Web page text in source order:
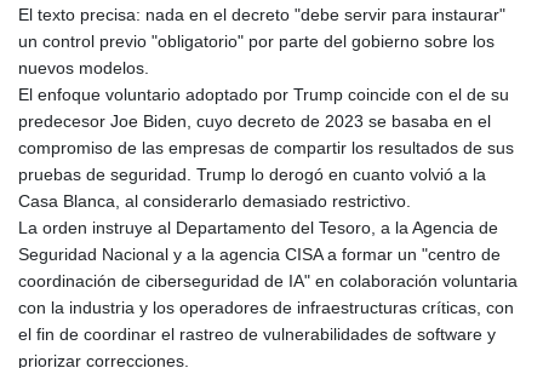
IMP 0.858651
INR 109.822567
1511.219527
IRR
1588317.004451
ISK 141.80247
JEP 0.858651
JMD 183.31537
JOD 0.819133
JPY 182.194907
KES 149.462068
KGS 101.031383
El texto precisa: nada en el decreto "debe servir para instaurar"
un control previo "obligatorio" por parte del gobierno sobre los
nuevos modelos.
El enfoque voluntario adoptado por Trump coincide con el de su
predecesor Joe Biden, cuyo decreto de 2023 se basaba en el
compromiso de las empresas de compartir los resultados de sus
pruebas de seguridad. Trump lo derogó en cuanto volvió a la
Casa Blanca, al considerarlo demasiado restrictivo.
La orden instruye al Departamento del Tesoro, a la Agencia de
Seguridad Nacional y a la agencia CISA a formar un "centro de
coordinación de ciberseguridad de IA" en colaboración voluntaria
con la industria y los operadores de infraestructuras críticas, con
el fin de coordinar el rastreo de vulnerabilidades de software y
priorizar correcciones.